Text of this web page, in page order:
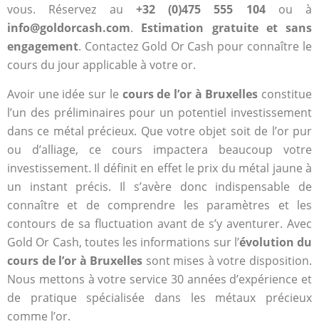
vous. Réservez au +32 (0)475 555 104ou à
info@goldorcash.com. Estimation gratuite et sans
engagement. Contactez Gold Or Cash pour connaître le
cours du jour applicable à votre or.
Avoir une idée sur le cours de l’or à Bruxelles constitue
l’un des préliminaires pour un potentiel investissement
dans ce métal précieux. Que votre objet soit de l’or pur
ou d’alliage, ce cours impactera beaucoup votre
investissement. Il définit en effet le prix du métal jaune à
un instant précis. Il s’avère donc indispensable de
connaître et de comprendre les paramètres et les
contours de sa fluctuation avant de s’y aventurer. Avec
Gold Or Cash, toutes les informations sur l’évolution du
cours de l’or à Bruxelles sont mises à votre disposition.
Nous mettons à votre service 30 années d’expérience et
de pratique spécialisée dans les métaux précieux
comme l’or.